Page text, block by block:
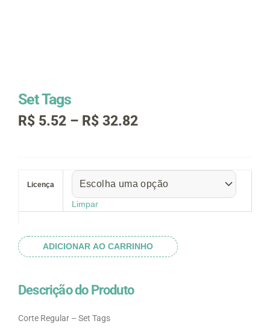
Set Tags
R$ 5.52 – R$ 32.82Faixa
através
R$ 32.82
Licença
Limpar
quantidade
ADICIONAR AO CARRINHO
Descrição do Produto
Corte Regular – Set Tags